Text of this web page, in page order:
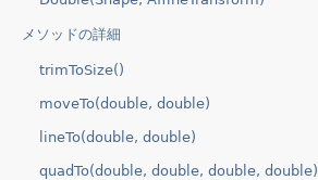
メソッドの詳細
trimToSize()
moveTo(double, double)
lineTo(double, double)
quadTo(double, double, double, double)